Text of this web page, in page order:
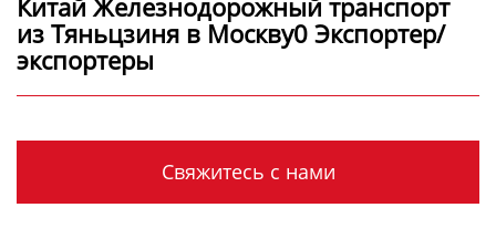
Китай Железнодорожный транспорт
из Тяньцзиня в Москву0 Экспортер/
экспортеры
Свяжитесь с нами